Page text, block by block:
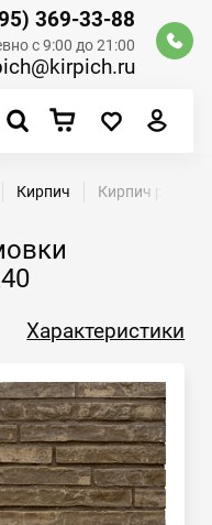
369-33-88
с 9:00 до 21:00
Кирпич Кирпич ручной
Характеристики